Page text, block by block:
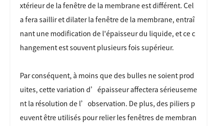
xtérieur de la fenêtre de la membrane est différent. Cel
a fera saillir et dilater la fenêtre de la membrane, entraî
nant une modification de l'épaisseur du liquide, et ce c
hangement est souvent plusieurs fois supérieur.
Par conséquent, à moins que des bulles ne soient prod
uites, cette variation d’épaisseur affectera sérieuseme
nt la résolution de l’observation. De plus, des piliers p
euvent être utilisés pour relier les fenêtres de membran